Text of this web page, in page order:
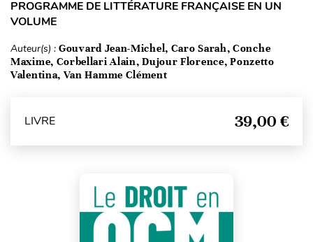
PROGRAMME DE LITTÉRATURE FRANÇAISE EN UN
VOLUME
Auteur(s) : Gouvard Jean-Michel, Caro Sarah, Conche
Maxime, Corbellari Alain, Dujour Florence, Ponzetto
Valentina, Van Hamme Clément
LIVRE 39,00 €